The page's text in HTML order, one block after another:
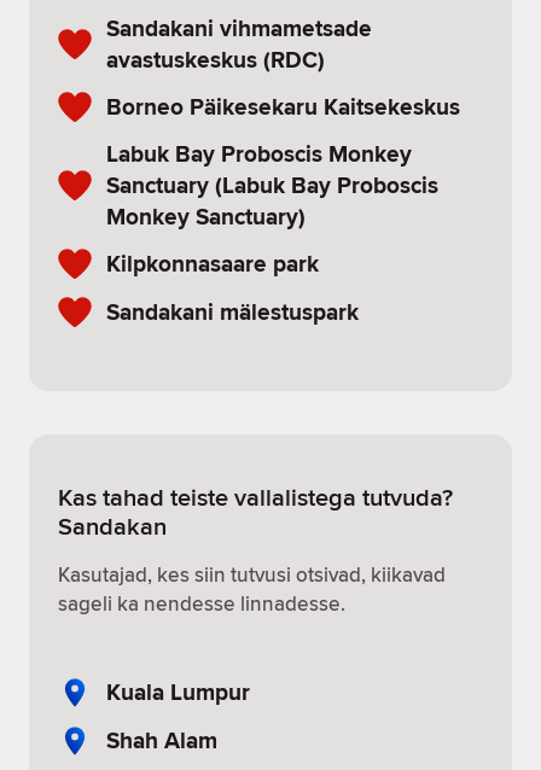
Sandakani vihmametsade
avastuskeskus (RDC)
Borneo Päikesekaru Kaitsekeskus
Labuk Bay Proboscis Monkey
Sanctuary (Labuk Bay Proboscis
Monkey Sanctuary)
Kilpkonnasaare park
Sandakani mälestuspark
Kas tahad teiste vallalistega tutvuda?
Sandakan
Kasutajad, kes siin tutvusi otsivad, kiikavad
sageli ka nendesse linnadesse.
Kuala Lumpur
Shah Alam